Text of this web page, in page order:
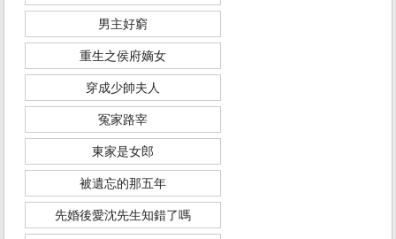
男主好窮
重生之侯府嫡女
穿成少帥夫人
冤家路宰
東家是女郎
被遺忘的那五年
先婚後愛沈先生知錯了嗎